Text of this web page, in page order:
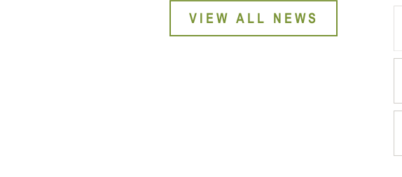
VIEW ALL NEWS